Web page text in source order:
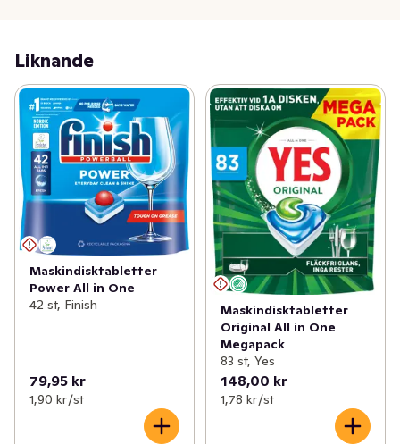
Liknande
Maskindisktabletter
Power All in One
42 st, Finish
79,95 kr
1,90 kr /st
Maskindisktabletter
Original All in One
Megapack
83 st, Yes
148,00 kr
1,78 kr /st